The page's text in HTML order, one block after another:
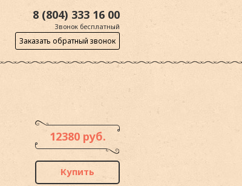
8 (804) 333 16 00
Звонок бесплатный
Заказать обратный звонок
12380 руб.
Купить